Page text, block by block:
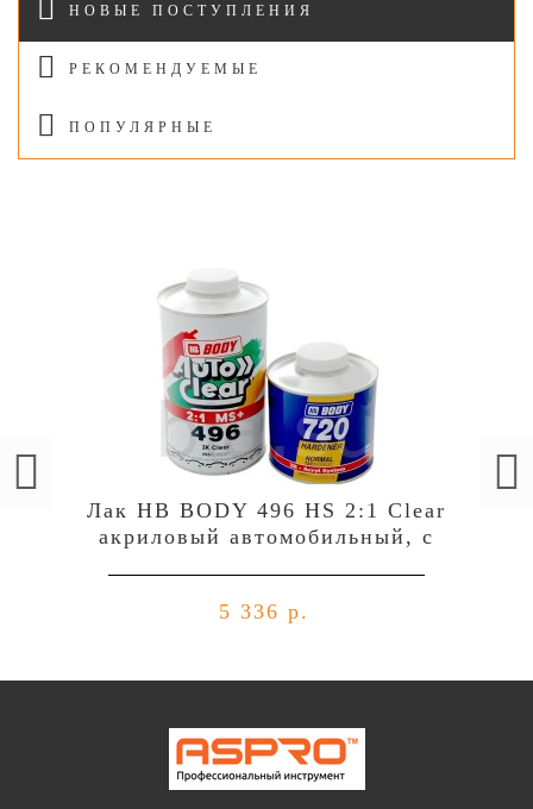
НОВЫЕ ПОСТУПЛЕНИЯ
РЕКОМЕНДУЕМЫЕ
ПОПУЛЯРНЫЕ
Лак HB BODY 496 HS 2:1 Clear
акриловый автомобильный, c
5 336 р.